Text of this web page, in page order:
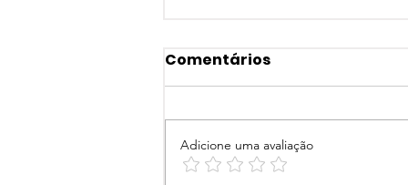
Morar Mais BH 2026
Comentários
Adicione uma avaliação